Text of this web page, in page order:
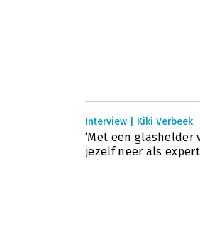
Interview | Kiki Verbeek
‘Met een glashelder
jezelf neer als